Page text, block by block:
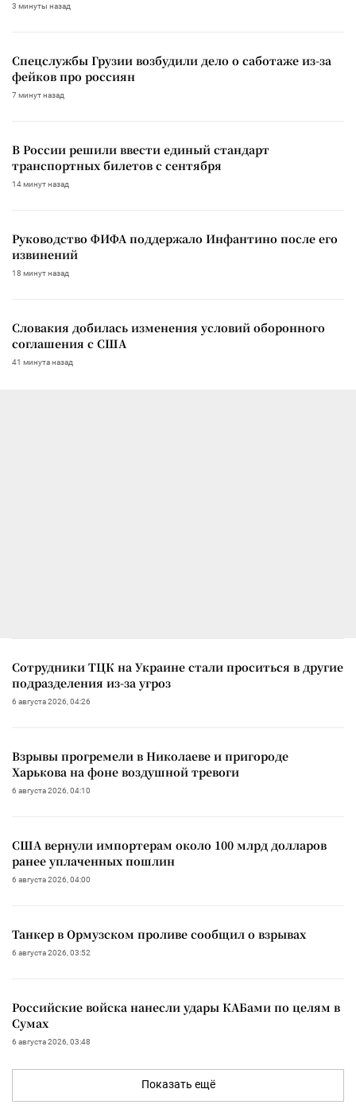
3 минуты назад
Спецслужбы Грузии возбудили дело о саботаже из-за
фейков про россиян
7 минут назад
В России решили ввести единый стандарт
транспортных билетов с сентября
14 минут назад
Руководство ФИФА поддержало Инфантино после его
извинений
18 минут назад
Словакия добилась изменения условий оборонного
соглашения с США
41 минута назад
Сотрудники ТЦК на Украине стали проситься в другие
подразделения из-за угроз
6 августа 2026, 04:26
Взрывы прогремели в Николаеве и пригороде
Харькова на фоне воздушной тревоги
6 августа 2026, 04:10
США вернули импортерам около 100 млрд долларов
ранее уплаченных пошлин
6 августа 2026, 04:00
Танкер в Ормузском проливе сообщил о взрывах
6 августа 2026, 03:52
Российские войска нанесли удары КАБами по целям в
Сумах
6 августа 2026, 03:48
Показать ещё